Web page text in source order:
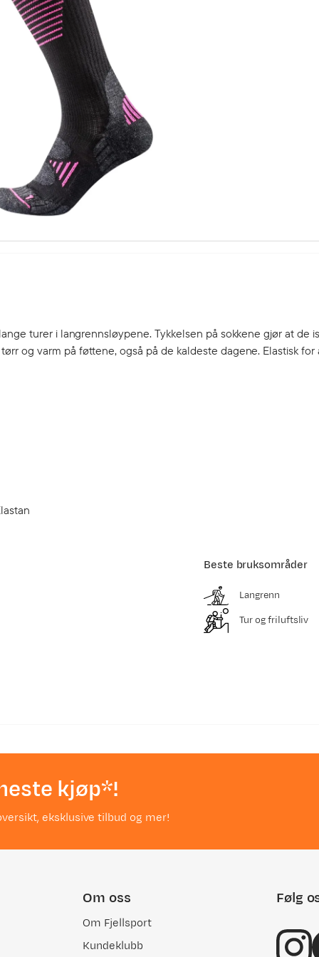
turer i langrennsløypene. Tykkelsen på sokkene gjør at de
og varm på føttene, også på de kaldeste dagene. Elastisk for
Beste bruksområder
Langrenn
Tur og friluftsliv
kjøp*!
eksklusive tilbud og mer!
Om oss
Om Fjellsport
Kundeklubb
Følg